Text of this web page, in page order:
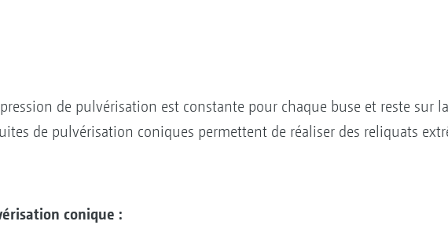
de pulvérisation est constante pour chaque buse et reste sur
de pulvérisation coniques permettent de réaliser des reliquats
conique :